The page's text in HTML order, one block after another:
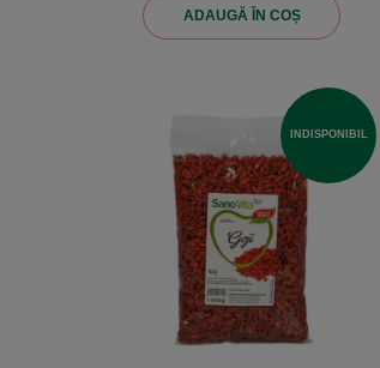
ADAUGĂ ÎN COȘ
INDISPONIBIL